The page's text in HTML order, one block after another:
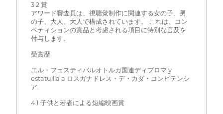
3.2 賞
アワード審査員は、視聴覚制作に関連する女の子、男
の子、大人、大人で構成されています。 これは、コン
ペティションの賞品と考慮される項目に特別な言及を
付与します。
受賞歴
エル・フェスティバルオトルガ国連ディプロマ y
estatuilla a ロスガナドレス・デ・カダ・コンピテンシ
ア.
4.1 子供と若者による短編映画賞